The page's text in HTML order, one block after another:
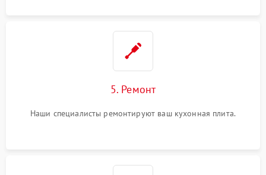
5. Ремонт
Наши специалисты ремонтируют ваш кухонная плита.